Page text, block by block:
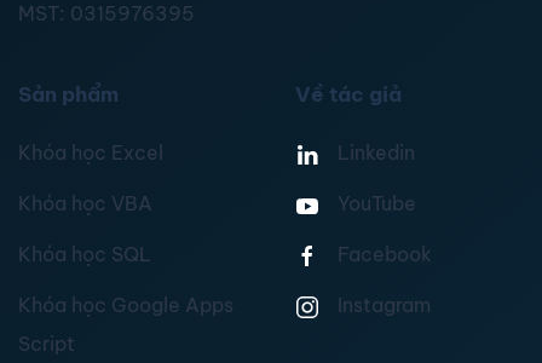
MST: 0315976395
Sản phẩm
Khóa học Excel
Khóa học VBA
Khóa học SQL
Khóa học Google Apps
Script
Về tác giả
Linkedin
YouTube
Facebook
Instagram